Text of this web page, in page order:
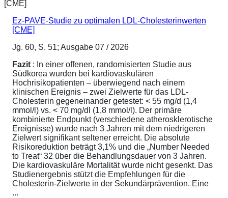
Ez-PAVE-Studie zu optimalen LDL-Cholesterinwerten
[CME]
Jg. 60, S. 51; Ausgabe 07 / 2026
Fazit : In einer offenen, randomisierten Studie aus
Südkorea wurden bei kardiovaskulären
Hochrisikopatienten – überwiegend nach einem
klinischen Ereignis – zwei Zielwerte für das LDL-
Cholesterin gegeneinander getestet: < 55 mg/d (1,4
mmol/l) vs. < 70 mg/dl (1,8 mmol/l). Der primäre
kombinierte Endpunkt (verschiedene atherosklerotische
Ereignisse) wurde nach 3 Jahren mit dem niedrigeren
Zielwert signifikant seltener erreicht. Die absolute
Risikoreduktion beträgt 3,1% und die „Number Needed
to Treat“ 32 über die Behandlungsdauer von 3 Jahren.
Die kardiovaskuläre Mortalität wurde nicht gesenkt. Das
Studienergebnis stützt die Empfehlungen für die
Cholesterin-Zielwerte in der Sekundärprävention. Eine
...